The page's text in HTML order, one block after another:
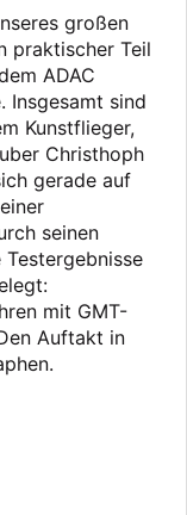
großen
praktischer Teil
ADAC
Insgesamt sind
Kunstflieger,
Christhoph
gerade auf
seinen
mit GMT-
Auftakt in